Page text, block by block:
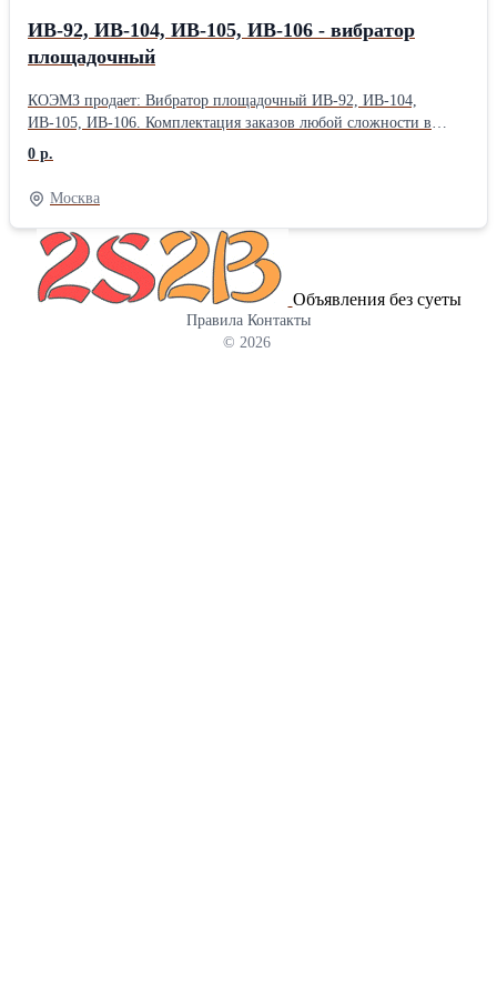
ИВ-92, ИВ-104, ИВ-105, ИВ-106 - вибратор
площадочный
КОЭМЗ продает: Вибратор площадочный ИВ-92, ИВ-104,
ИВ-105, ИВ-106. Комплектация заказов любой сложности в
кратчайшие сроки. Большой ассортимент товара на складах и
постоянное его обновление. Иногородним клиентам возможна
отправка товаров в Регионы почтой, курьерскими службами и
транспортными компаниями! Вы делаете заказ — мы делаем все
остальное! Подробности по телефону или на сайте:
0 р.
Москва
Объявления без суеты
Правила Контакты
© 2026